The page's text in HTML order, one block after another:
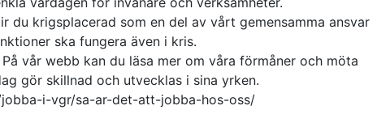
du krigsplacerad som en del av vårt gemensamma ansvar
ska fungera även i kris.
vår webb kan du läsa mer om våra förmåner och möta
gör skillnad och utvecklas i sina yrken.
i-vgr/sa-ar-det-att-jobba-hos-oss/